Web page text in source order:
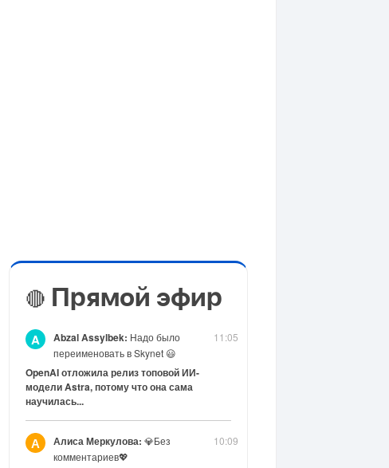
🔴 Прямой эфир
11:05
A Abzal Assylbek: Надо было
переименовать в Skynet 😃
OpenAI отложила релиз топовой ИИ-
модели Astra, потому что она сама
научилась...
10:09
А Алиса Меркулова: 💎Без
комментариев💖